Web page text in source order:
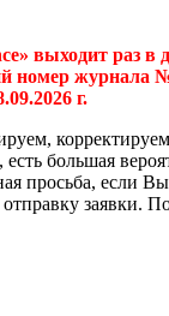
выходит раз в
номер журнала №
г.
большая
просьба, если
заявки.